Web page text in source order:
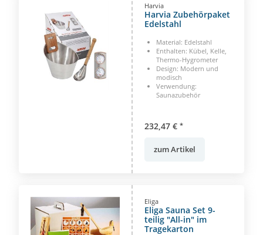
Harvia
Harvia Zubehörpaket
Edelstahl
Material: Edelstahl
Enthalten: Kübel, Kelle,
Thermo-Hygrometer
Design: Modern und
modisch
Verwendung:
Saunazubehör
232,47 € *
zum Artikel
Eliga
Eliga Sauna Set 9-
teilig "All-in" im
Tragekarton